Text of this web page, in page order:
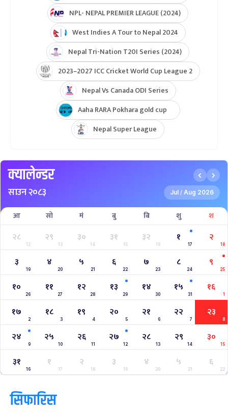
NPL- NEPAL PREMIER LEAGUE (2024)
West Indies A Tour to Nepal 2024
Nepal Tri-Nation T20I Series (2024)
2023–2027 ICC Cricket World Cup League 2
Nepal Vs Canada ODI Series
Aaha RARA Pokhara gold cup
Nepal Super League
क्यालेन्डर
साउन २०८३ Jul / Aug 2026
आ सो मं बु बि शु श
२८
12
२९
13
३०
14
३१
15
३२
16
१
17
२
18
३
19
४
20
५
21
६
22
७
23
८
24
९
25
१०
26
११
27
१२
28
१३
29
१४
30
१५
31
१६
1
१७
2
१८
3
१९
4
२०
5
२१
6
२२
7
२३
8
२४
9
२५
10
२६
11
२७
12
२८
13
२९
14
३०
15
३१
16
१
17
२
18
३
19
४
20
५
21
६
22
सिफारिस